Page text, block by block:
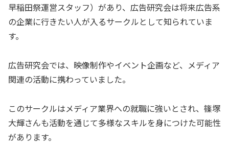
早稲田祭運営スタッフ）があり、広告研究会は将来広告系
の企業に行きたい人が入るサークルとして知られていま
す。
広告研究会では、映像制作やイベント企画など、メディア
関連の活動に携わっていました。
このサークルはメディア業界への就職に強いとされ、篠塚
大輝さんも活動を通じて多様なスキルを身につけた可能性
があります。